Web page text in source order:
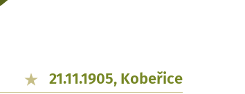
21.11.1905, Kobeřice